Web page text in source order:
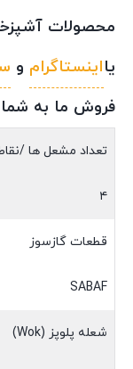
محصولات
یااینستاگرام و
فروش ما به
تعداد مشعل ها /
۴
قطعات گازسوز
SABAF
شعله پلوپز (Wok)